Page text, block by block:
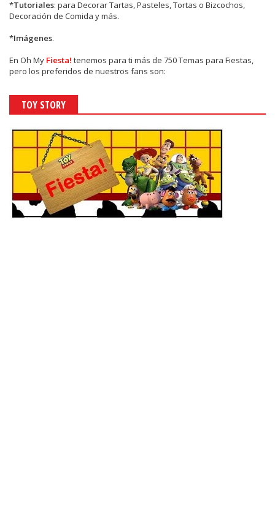
*Tutoriales: para Decorar Tartas, Pasteles, Tortas o Bizcochos,
Decoración de Comida y más.
*Imágenes.
En Oh My Fiesta! tenemos para ti más de 750 Temas para Fiestas,
pero los preferidos de nuestros fans son:
TOY STORY